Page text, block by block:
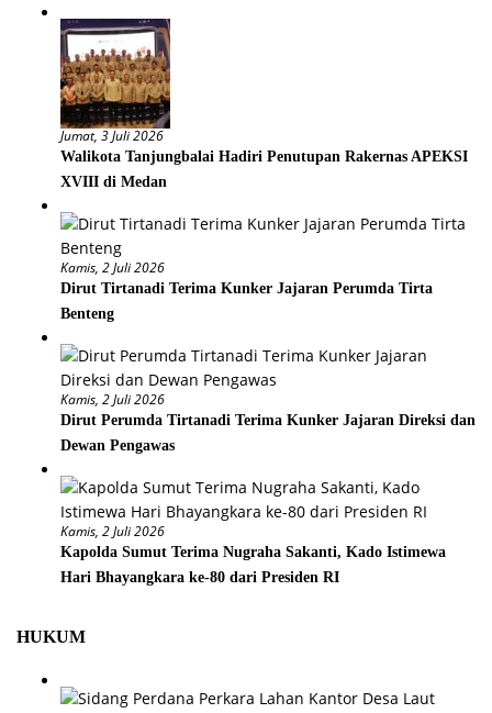
Jumat, 3 Juli 2026
Walikota Tanjungbalai Hadiri Penutupan Rakernas APEKSI
XVIII di Medan
Kamis, 2 Juli 2026
Dirut Tirtanadi Terima Kunker Jajaran Perumda Tirta
Benteng
Kamis, 2 Juli 2026
Dirut Perumda Tirtanadi Terima Kunker Jajaran Direksi dan
Dewan Pengawas
Kamis, 2 Juli 2026
Kapolda Sumut Terima Nugraha Sakanti, Kado Istimewa
Hari Bhayangkara ke-80 dari Presiden RI
HUKUM